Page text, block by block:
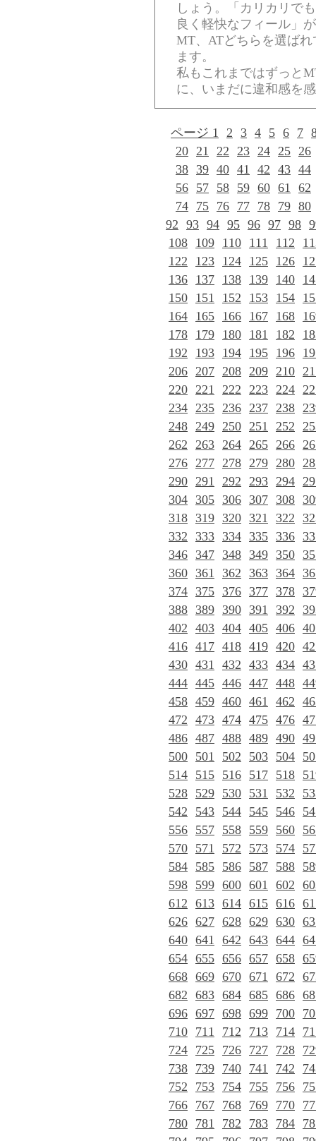
しょう。「カリカリで
良く軽快なフィール」
MT、ATどちらを選ば
ます。
私もこれまではずっと
に、いまだに違和感を
ページ 1 2 3 4 5 6 7
20 21 22 23 24 25 26
38 39 40 41 42 43 44
56 57 58 59 60 61 62
74 75 76 77 78 79 80
92 93 94 95 96 97 98
108 109 110 111 112
122
123 124 125 126
136 137 138 139 140
150 151 152 153 154
164 165 166 167 168
178 179 180 181 182
192
193 194 195 196
206 207 208 209 210
220 221 222 223 224
234 235 236 237 238
248 249 250 251 252
262 263 264 265 266
276 277 278 279 280
290 291 292 293 294
304 305 306 307 308
318 319 320 321 322
332 333 334 335 336
346 347 348 349 350
360 361 362 363 364
374 375 376 377 378
388 389 390 391 392
402 403 404 405 406
416 417 418 419 420
430 431 432 433 434
444 445 446 447 448
458 459 460 461 462
472 473 474 475 476
486 487 488 489 490
500 501 502 503 504
514 515 516 517 518
528 529 530 531 532
542
543 544 545 546
556 557 558 559 560
570 571 572 573 574
584 585 586 587 588
598 599 600 601 602
612 613 614 615 616
626 627 628 629 630
640 641 642 643 644
654 655 656 657 658
668 669 670 671 672
682 683 684 685 686
696 697 698 699 700
710 711 712 713 714
724 725 726 727 728
738 739 740 741 742
752
753 754 755 756
766 767 768 769 770
780 781 782 783 784